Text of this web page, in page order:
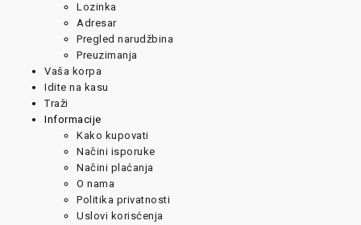
Lozinka
Adresar
Pregled narudžbina
Preuzimanja
Vaša korpa
Idite na kasu
Traži
Informacije
Kako kupovati
Načini isporuke
Načini plaćanja
O nama
Politika privatnosti
Uslovi korisćenja